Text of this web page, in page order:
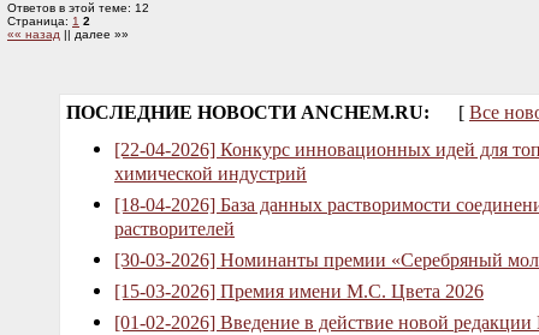
Ответов в этой теме: 12
Страница: 1 2
«« назад || далее »»
ПОСЛЕДНИЕ НОВОСТИ ANCHEM.RU: [ Все
[22-04-2026] Конкурс инновационных идей для
химической индустрий
[18-04-2026] База данных растворимости
растворителей
[30-03-2026] Номинанты премии «Серебряный
[15-03-2026] Премия имени М.С. Цвета 2026
[01-02-2026] Введение в действие новой